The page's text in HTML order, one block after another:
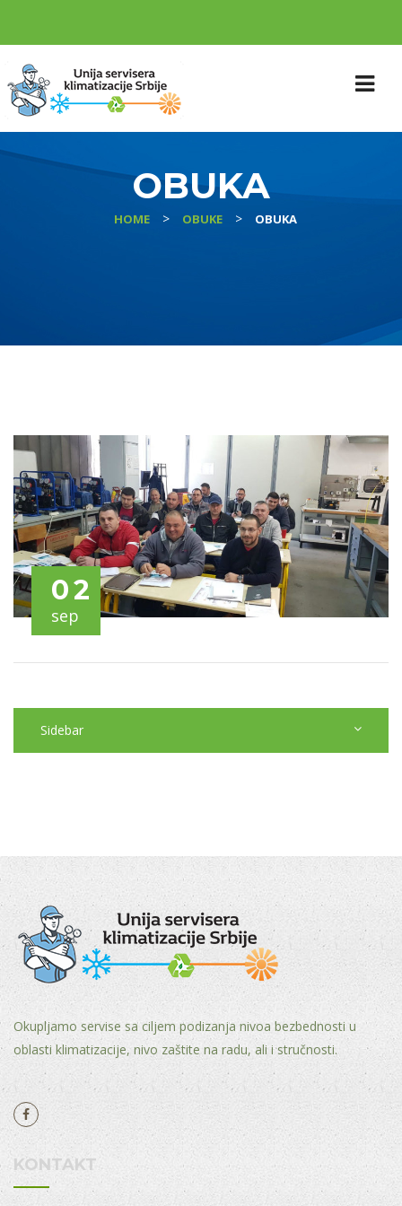
OBUKA
HOME > OBUKE > OBUKA
02
sep
Sidebar
Okupljamo servise sa ciljem podizanja nivoa bezbednosti u
oblasti klimatizacije, nivo zaštite na radu, ali i stručnosti.
KONTAKT